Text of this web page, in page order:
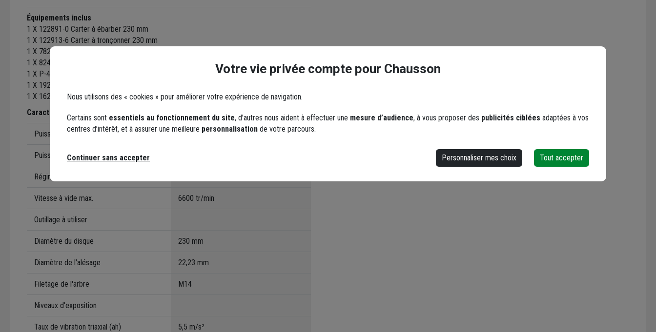
Équipements inclus
1 X 122891-0 Carter à ébarber 230 mm
1 X 122913-6 Carter à tronçonner 230 mm
1 X 782407-9 Clé à ergots
1 X 824958-7 Coffret synthétique
1 X P-44155 Disque diamant Ø 230 mm Béton Diamak DS
1 X 192227-7 Flasque à desserrage assisté
1 X 162264-5 Poignée anti-vibration
Caractéristiques techniques
Puissance
Puissance nominale (P1)
Régime
Vitesse à vide max. 6600 tr/min
Outillage à utiliser
Diamètre du disque 230 mm
Diamètre de l'alésage 22,23 mm
Filetage de l'arbre M14
Niveaux d'exposition
Taux de vibration triaxial (ah) 5,5 m/s²
Votre vie privée compte pour Chausson
Nous utilisons des « cookies » pour améliorer votre expérience de navigation.
Certains sont essentiels au fonctionnement du site, d’autres nous aident à effectuer une mesure d’audience, à vous proposer des publicités ciblées adaptées à vos
centres d’intérêt, et à assurer une meilleure personnalisation de votre parcours.
Personnaliser mes choix Tout accepter
Continuer sans accepter